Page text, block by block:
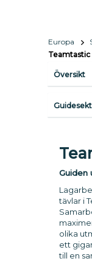
Europa
Teamtastic
Översikt
Guiden
tävlar i
olika
ett
till en